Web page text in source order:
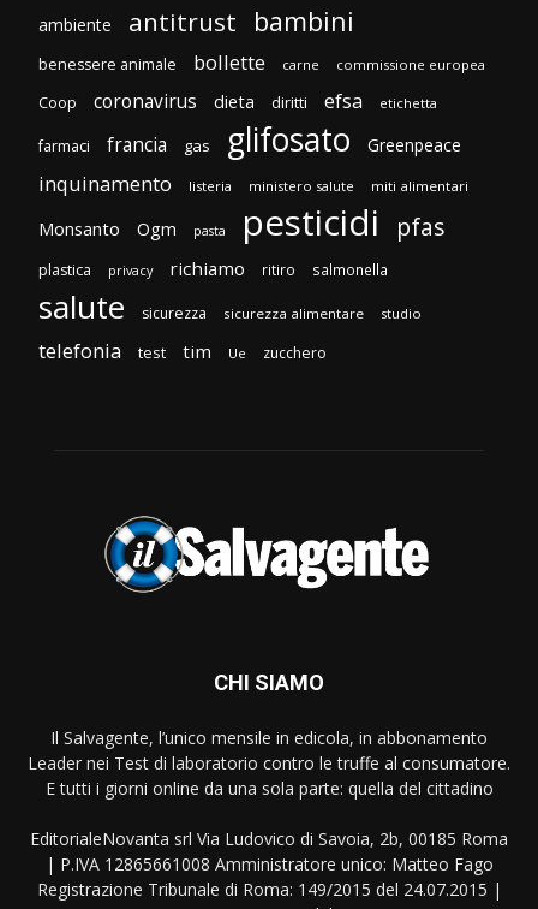
ambiente antitrust bambini
benessere animale bollette carne commissione europea
Coop coronavirus dieta diritti efsa etichetta
farmaci francia gas glifosato Greenpeace
inquinamento listeria ministero salute miti alimentari
Monsanto Ogm pasta pesticidi pfas
plastica privacy richiamo ritiro salmonella
salute sicurezza sicurezza alimentare studio
telefonia test tim Ue zucchero
CHI SIAMO
Il Salvagente, l’unico mensile in edicola, in abbonamento
Leader nei Test di laboratorio contro le truffe al consumatore.
E tutti i giorni online da una sola parte: quella del cittadino
EditorialeNovanta srl Via Ludovico di Savoia, 2b, 00185 Roma
| P.IVA 12865661008 Amministratore unico: Matteo Fago
Registrazione Tribunale di Roma: 149/2015 del 24.07.2015 |